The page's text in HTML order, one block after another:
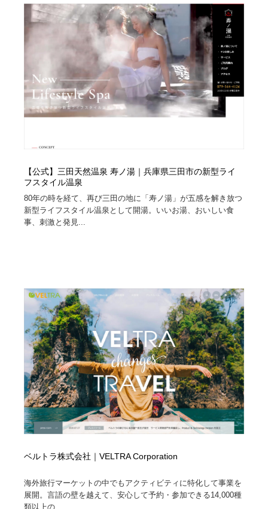
【公式】三田天然温泉 寿ノ湯｜兵庫県三田市の新型ライ
フスタイル温泉
80年の時を経て、再び三田の地に「寿ノ湯」が五感を解き放つ
新型ライフスタイル温泉として開湯。いいお湯、おいしい食
事、刺激と発見...
ベルトラ株式会社｜VELTRA Corporation
海外旅行マーケットの中でもアクティビティに特化して事業を
展開。言語の壁を越えて、安心して予約・参加できる14,000種
類以上の...